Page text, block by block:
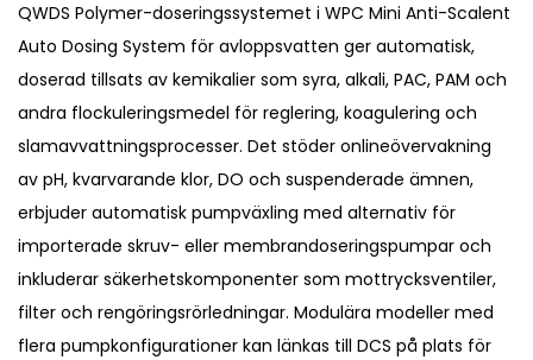
QWDS Polymer-doseringssystemet i WPC Mini Anti-Scalent
Auto Dosing System för avloppsvatten ger automatisk,
doserad tillsats av kemikalier som syra, alkali, PAC, PAM och
andra flockuleringsmedel för reglering, koagulering och
slamavvattningsprocesser. Det stöder onlineövervakning
av pH, kvarvarande klor, DO och suspenderade ämnen,
erbjuder automatisk pumpväxling med alternativ för
importerade skruv- eller membrandoseringspumpar och
inkluderar säkerhetskomponenter som mottrycksventiler,
filter och rengöringsrörledningar. Modulära modeller med
flera pumpkonfigurationer kan länkas till DCS på plats för